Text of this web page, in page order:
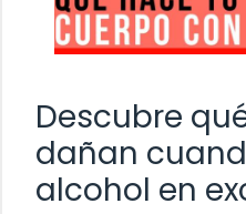
Descubre
dañan
alcohol en